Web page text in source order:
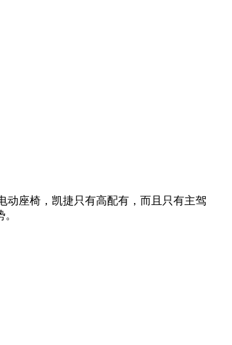
动座椅，凯捷只有高配有，而且只有主驾